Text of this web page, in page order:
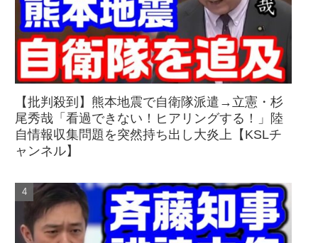
【批判殺到】熊本地震で自衛隊派遣→立憲・杉
尾秀哉「看過できない！ヒアリングする！」陸
自情報収集問題を突然持ち出し大炎上【KSLチ
ャンネル】